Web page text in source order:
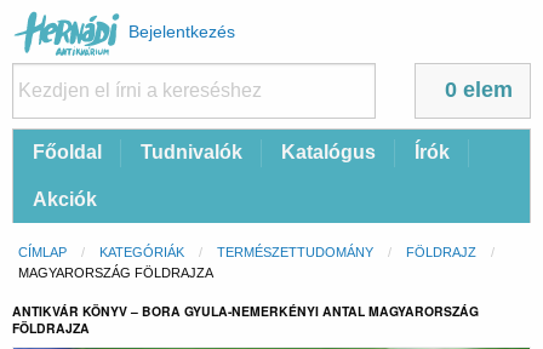
Felhasználói
fiók
menüje
Bejelentkezés
0 elem
FőFőoldal Tudnivalók Katalógus Írók
Akciók
Morzsa
CÍMLAP KATEGÓRIÁK TERMÉSZETTUDOMÁNY
FÖLDRAJZ
CURRENT:
MAGYARORSZÁG FÖLDRAJZA
ANTIKVÁR KÖNYV – BORA GYULA-NEMERKÉNYI ANTAL MAGYARORSZÁG
FÖLDRAJZA